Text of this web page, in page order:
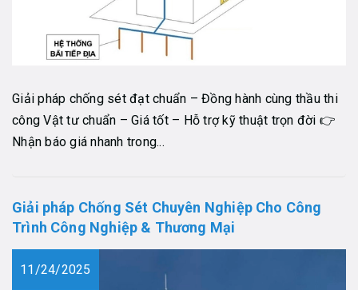
Giải pháp chống sét đạt chuẩn – Đồng hành cùng thầu thi
công Vật tư chuẩn – Giá tốt – Hỗ trợ kỹ thuật trọn đời 👉
Nhận báo giá nhanh trong...
Giải pháp Chống Sét Chuyên Nghiệp Cho Công
Trình Công Nghiệp & Thương Mại
11/24/2025